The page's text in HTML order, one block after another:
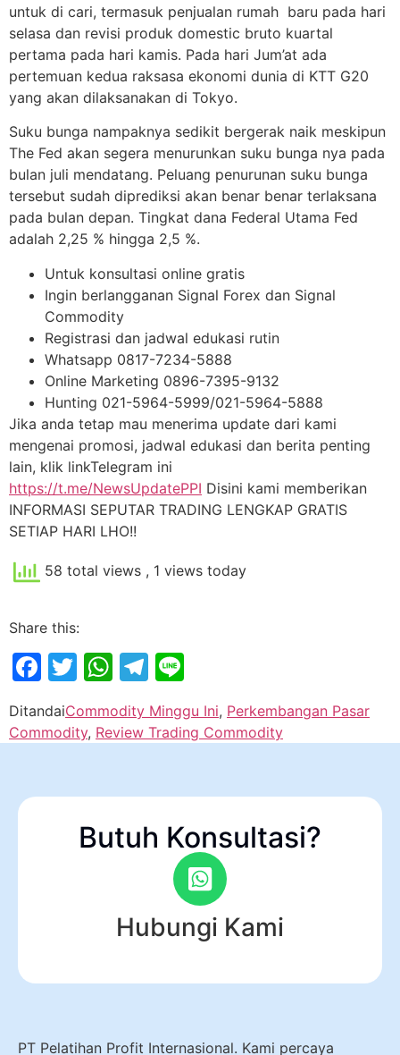
untuk di cari, termasuk penjualan rumah baru pada hari
selasa dan revisi produk domestic bruto kuartal
pertama pada hari kamis. Pada hari Jum’at ada
pertemuan kedua raksasa ekonomi dunia di KTT G20
yang akan dilaksanakan di Tokyo.
Suku bunga nampaknya sedikit bergerak naik meskipun
The Fed akan segera menurunkan suku bunga nya pada
bulan juli mendatang. Peluang penurunan suku bunga
tersebut sudah diprediksi akan benar benar terlaksana
pada bulan depan. Tingkat dana Federal Utama Fed
adalah 2,25 % hingga 2,5 %.
Untuk konsultasi online gratis
Ingin berlangganan Signal Forex dan Signal
Commodity
Registrasi dan jadwal edukasi rutin
Whatsapp 0817-7234-5888
Online Marketing 0896-7395-9132
Hunting 021-5964-5999/021-5964-5888
Jika anda tetap mau menerima update dari kami
mengenai promosi, jadwal edukasi dan berita penting
lain, klik linkTelegram ini
https://t.me/NewsUpdatePPI Disini kami memberikan
INFORMASI SEPUTAR TRADING LENGKAP GRATIS
SETIAP HARI LHO!!
58 total views , 1 views today
Share this:
Facebook
Twitter
WhatsApp
Telegram
DitandaiCommodity Minggu Ini, Perkembangan Pasar
Commodity, Review Trading Commodity
Butuh Konsultasi?
Hubungi Kami
PT Pelatihan Profit Internasional. Kami percaya